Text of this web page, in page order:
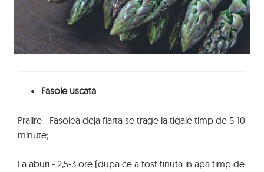
Fasole uscata
Prajire - Fasolea deja fiarta se trage la tigaie timp de 5-10
minute;
La aburi - 2,5-3 ore (dupa ce a fost tinuta in apa timp de